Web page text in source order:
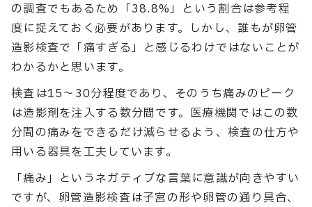
の調査でもあるため「38.8%」という割合は参考程
度に捉えておく必要があります。しかし、誰もが卵管
造影検査で「痛すぎる」と感じるわけではないことが
わかるかと思います。
検査は15〜30分程度であり、そのうち痛みのピーク
は造影剤を注入する数分間です。医療機関ではこの数
分間の痛みをできるだけ減らせるよう、検査の仕方や
用いる器具を工夫しています。
「痛み」というネガティブな言葉に意識が向きやすい
ですが、卵管造影検査は子宮の形や卵管の通り具合、